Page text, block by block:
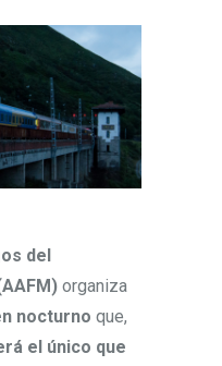
del
organiza
nocturno que,
el único que